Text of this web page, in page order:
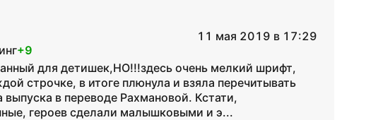
11 мая 2019 в 17:29
+9
для детишек,НО!!!здесь очень мелкий шрифт,
строчке, в итоге плюнула и взяла перечитывать
в переводе Рахмановой. Кстати,
героев сделали малышковыми и э...